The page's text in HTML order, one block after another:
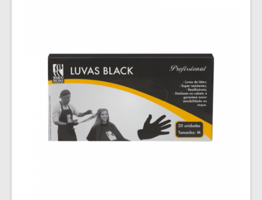
TOALHA
MANICURE
ACESSORIOS
ALICATES